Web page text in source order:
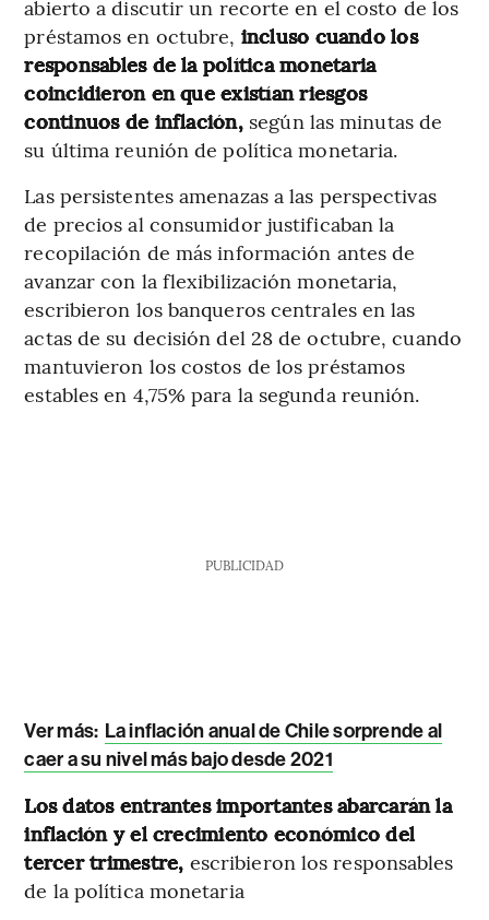
abierto a discutir un recorte en el costo de los
préstamos en octubre, incluso cuando los
responsables de la política monetaria
coincidieron en que existían riesgos
continuos de inflación, según las minutas de
su última reunión de política monetaria.
Las persistentes amenazas a las perspectivas
de precios al consumidor justificaban la
recopilación de más información antes de
avanzar con la flexibilización monetaria,
escribieron los banqueros centrales en las
actas de su decisión del 28 de octubre, cuando
mantuvieron los costos de los préstamos
estables en 4,75% para la segunda reunión.
PUBLICIDAD
Ver más: La inflación anual de Chile sorprende al
caer a su nivel más bajo desde 2021
Los datos entrantes importantes abarcarán la
inflación y el crecimiento económico del
tercer trimestre, escribieron los responsables
de la política monetaria